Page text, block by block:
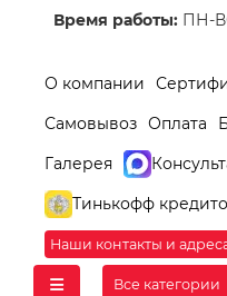
Время работы: ПН-
О компании
Самовывоз Оплата
Галерея
Тинькофф
Наши контакты и
Все категории